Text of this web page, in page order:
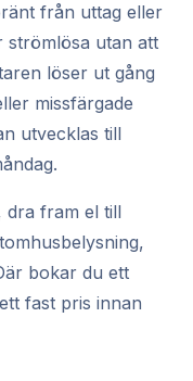
från uttag eller
strömlösa utan att
löser ut gång
missfärgade
utvecklas till
dra fram el till
bokar du ett
fast pris innan